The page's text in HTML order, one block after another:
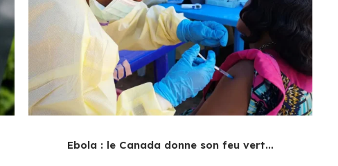
Ebola : le Canada donne son feu vert...